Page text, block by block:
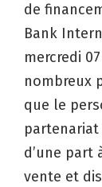
de
Bank
mercredi
nombreux
que le
d’une part
vente et